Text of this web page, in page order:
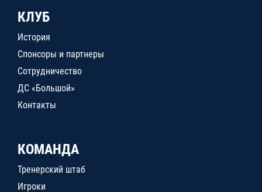
КЛУБ
История
Спонсоры и партнеры
Сотрудничество
ДС «Большой»
Контакты
КОМАНДА
Тренерский штаб
Игроки